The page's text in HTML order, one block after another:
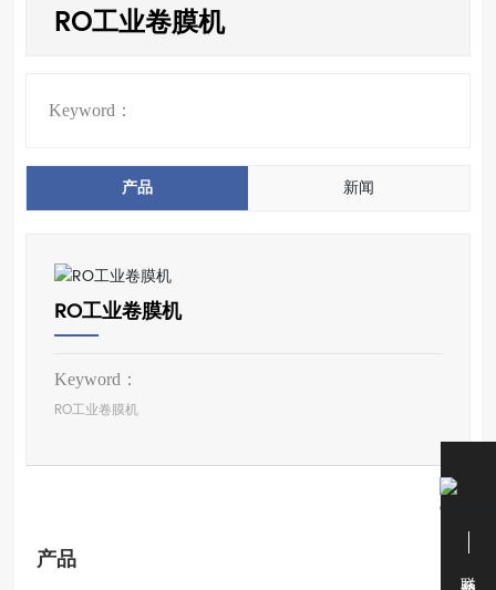
RO工业卷膜机
Keyword：
产品 新闻
RO工业卷膜机
Keyword：
RO工业卷膜机
产品